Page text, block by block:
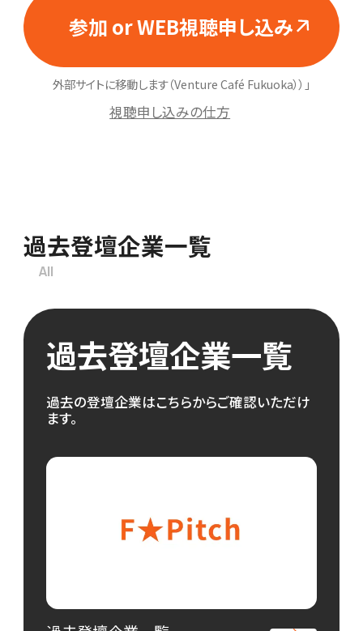
参加 or WEB視聴申し込み
外部サイトに移動します（Venture Café Fukuoka））」
視聴申し込みの仕方
過去登壇企業一覧
All
過去登壇企業一覧
過去の登壇企業はこちらからご確認いただけ
ます。